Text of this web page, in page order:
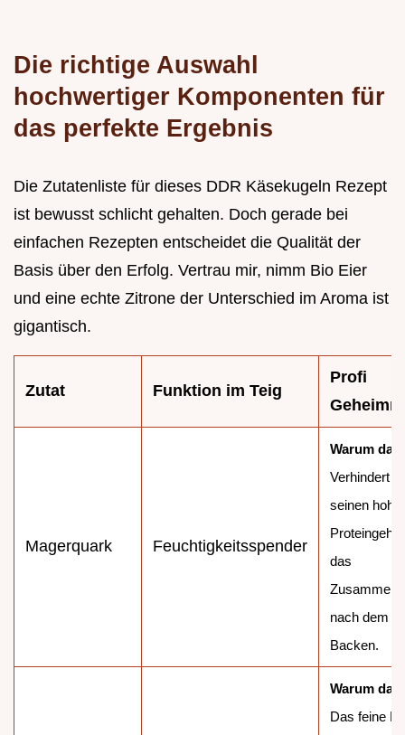
Die richtige Auswahl
hochwertiger Komponenten für
das perfekte Ergebnis
Die Zutatenliste für dieses DDR Käsekugeln Rezept
ist bewusst schlicht gehalten. Doch gerade bei
einfachen Rezepten entscheidet die Qualität der
Basis über den Erfolg. Vertrau mir, nimm Bio Eier
und eine echte Zitrone der Unterschied im Aroma ist
gigantisch.
Zutat Funktion im Teig
Profi
Magerquark Feuchtigkeitsspender
Warum
Verhindert
seinen
das
nach dem
Backen.
Warum
Das feine